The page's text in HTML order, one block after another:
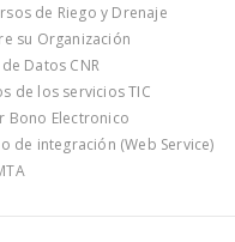
de Riego y Drenaje
su Organización
Datos CNR
de los servicios TIC
Bono Electronico
de integración (Web Service)